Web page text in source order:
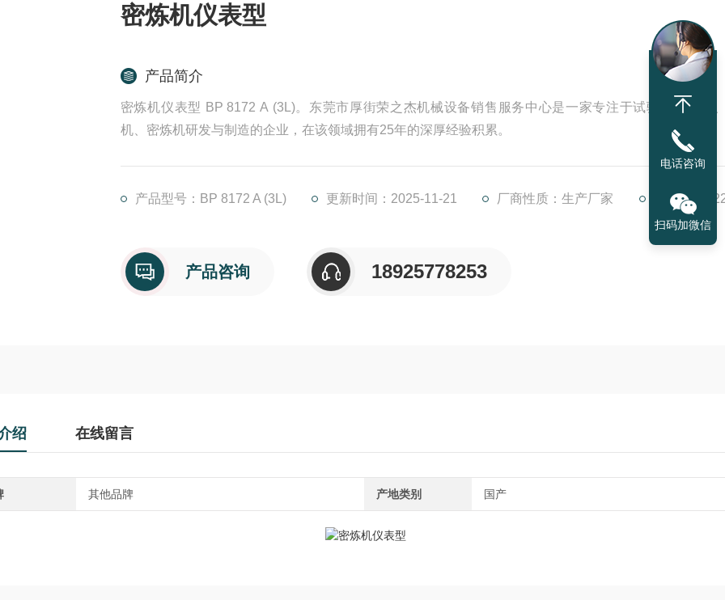
密炼机仪表型
产品简介
密炼机仪表型 BP 8172 A (3L)。东莞市厚街荣之杰机械设备销售服务中心是一家专注于试验型开炼机
机、密炼机研发与制造的企业，在该领域拥有25年的深厚经验积累。
产品型号：BP 8172 A (3L) 更新时间：2025-11-21 厂商性质：生产厂家 访问量：
产品咨询 18925778253
绍 在线留言
其他品牌 产地类别 国产
电话咨询
扫码加微信